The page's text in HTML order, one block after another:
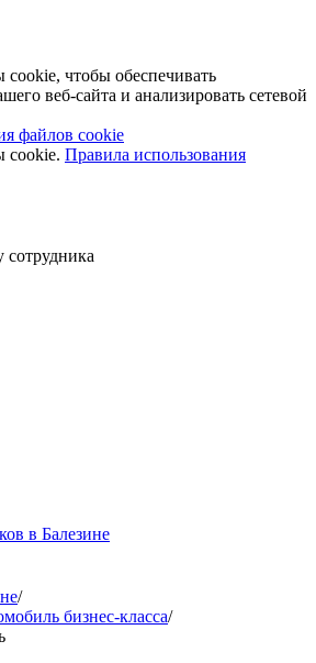
чтобы обеспечивать
веб-сайта и анализировать сетевой
файлов cookie
cookie. Правила использования
в Балезине
/
бизнес-класса/